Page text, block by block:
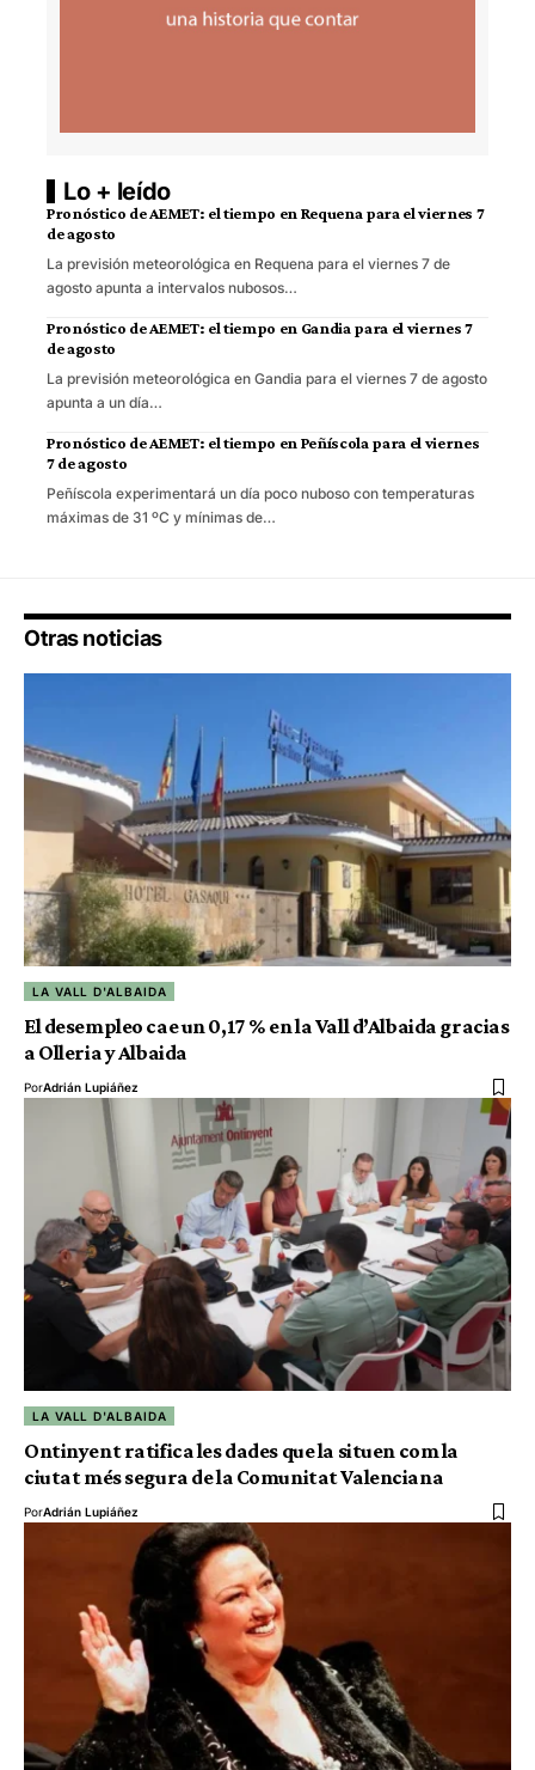
Lo + leído
Pronóstico de AEMET: el tiempo en Requena para el viernes 7
de agosto
La previsión meteorológica en Requena para el viernes 7 de
agosto apunta a intervalos nubosos…
Pronóstico de AEMET: el tiempo en Gandia para el viernes 7
de agosto
La previsión meteorológica en Gandia para el viernes 7 de agosto
apunta a un día…
Pronóstico de AEMET: el tiempo en Peñíscola para el viernes
7 de agosto
Peñíscola experimentará un día poco nuboso con temperaturas
máximas de 31 ºC y mínimas de…
Otras noticias
LA VALL D'ALBAIDA
El desempleo cae un 0,17 % en la Vall d’Albaida gracias
a Olleria y Albaida
PorAdrián Lupiáñez
LA VALL D'ALBAIDA
Ontinyent ratifica les dades que la situen com la
ciutat més segura de la Comunitat Valenciana
PorAdrián Lupiáñez